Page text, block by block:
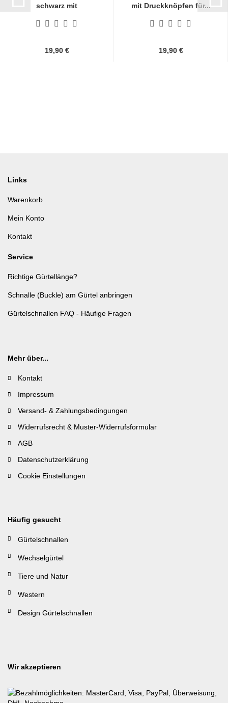
schwarz mit
19,90 €
mit Druckknöpfen für...
19,90 €
Links
Warenkorb
Mein Konto
Kontakt
Service
Richtige Gürtellänge?
Schnalle (Buckle) am Gürtel anbringen
Gürtelschnallen FAQ - Häufige Fragen
Mehr über...
Kontakt
Impressum
Versand- & Zahlungsbedingungen
Widerrufsrecht & Muster-Widerrufsformular
AGB
Datenschutzerklärung
Cookie Einstellungen
Häufig gesucht
Gürtelschnallen
Wechselgürtel
Tiere und Natur
Western
Design Gürtelschnallen
Wir akzeptieren